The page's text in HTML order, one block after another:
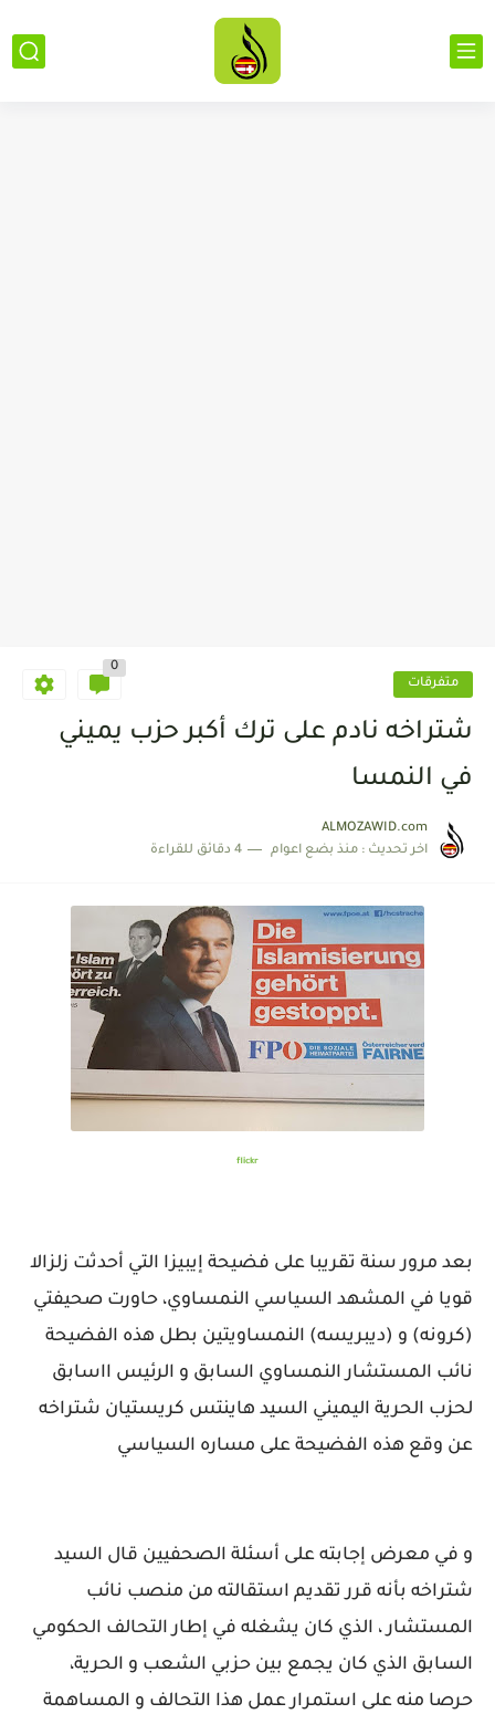
متفرقات
0
شتراخه ‏نادم ‏على ‏ترك ‏أكبر ‏حزب ‏يميني
‏في ‏النمسا
ALMOZAWID.com
اخر تحديث : منذ بضع اعوام 4 دقائق للقراءة
flickr
بعد مرور سنة تقريبا على فضيحة إيبيزا التي أحدثت زلزالا
قويا في المشهد السياسي النمساوي، حاورت صحيفتي
(كرونه) و (ديبريسه) النمساويتين بطل هذه الفضيحة
نائب المستشار النمساوي السابق و الرئيس ااسابق
لحزب الحرية اليميني السيد هاينتس كريستيان شتراخه
عن وقع هذه الفضيحة على مساره السياسي
و في معرض إجابته على أسئلة الصحفيين قال السيد
شتراخه بأنه قرر تقديم استقالته من منصب نائب
المستشار ، الذي كان يشغله في إطار التحالف الحكومي
السابق الذي كان يجمع بين حزبي الشعب و الحرية،
حرصا منه على استمرار عمل هذا التحالف و المساهمة